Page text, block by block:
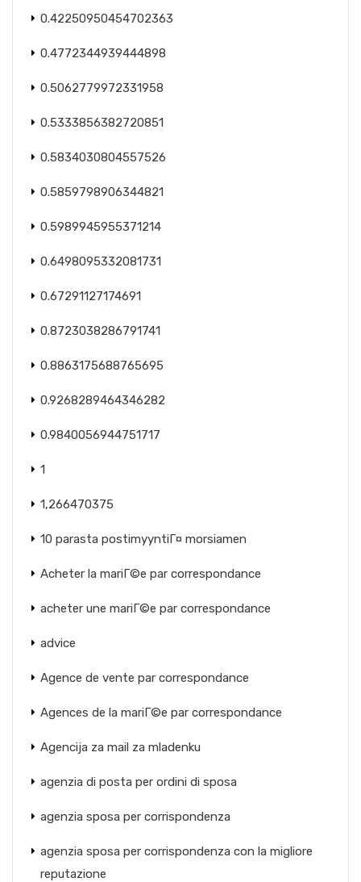
0.42250950454702363
0.4772344939444898
0.5062779972331958
0.5333856382720851
0.5834030804557526
0.5859798906344821
0.5989945955371214
0.6498095332081731
0.67291127174691
0.8723038286791741
0.8863175688765695
0.9268289464346282
0.9840056944751717
1
1,266470375
10 parasta postimyyntiГ¤ morsiamen
Acheter la mariГ©e par correspondance
acheter une mariГ©e par correspondance
advice
Agence de vente par correspondance
Agences de la mariГ©e par correspondance
Agencija za mail za mladenku
agenzia di posta per ordini di sposa
agenzia sposa per corrispondenza
agenzia sposa per corrispondenza con la migliore
reputazione